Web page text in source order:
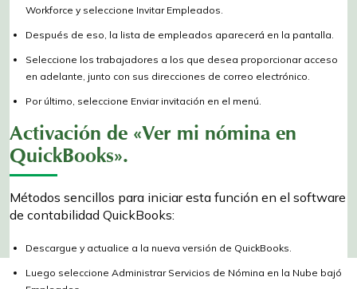
Workforce y seleccione Invitar Empleados.
Después de eso, la lista de empleados aparecerá en la pantalla.
Seleccione los trabajadores a los que desea proporcionar acceso
en adelante, junto con sus direcciones de correo electrónico.
Por último, seleccione Enviar invitación en el menú.
Activación de «Ver mi nómina en
QuickBooks».
Métodos sencillos para iniciar esta función en el software
de contabilidad QuickBooks:
Descargue y actualice a la nueva versión de QuickBooks.
Luego seleccione Administrar Servicios de Nómina en la Nube bajó